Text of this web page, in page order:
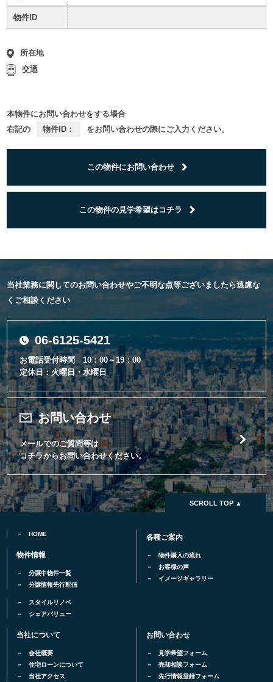
物件ID
所在地
交通
本物件にお問い合わせをする場合
右記の
物件ID： をお問い合わせの際にご入力ください。
この物件にお問い合わせ
この物件の見学希望はコチラ
当社業務に関してのお問い合わせやご不明な点等ございましたら遠慮な
くご相談ください
06-6125-5421
お電話受付時間 10：00～19：00
定休日：火曜日・水曜日
お問い合わせ
メールでのご質問等は
コチラからお問い合わせください。
SCROLL TOP ▲
HOME
物件情報
分譲中物件一覧
分譲情報先行配信
スタイルリノベ
シェアバリュー
各種ご案内
物件購入の流れ
お客様の声
イメージギャラリー
当社について
会社概要
住宅ローンについて
当社アクセス
お問い合わせ
見学希望フォーム
売却相談フォーム
先行情報登録フォーム